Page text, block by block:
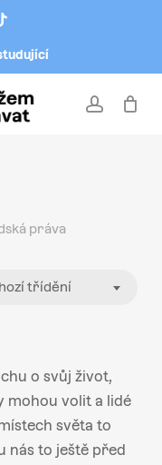
account
práva
třídění
o svůj život,
mohou volit a lidé
světa to
nás to ještě před